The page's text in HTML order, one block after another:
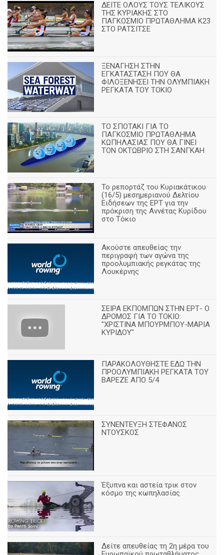
ΔΕΙΤΕ ΟΛΟΥΣ ΤΟΥΣ ΤΕΛΙΚΟΥΣ
ΤΗΣ ΚΥΡΙΑΚΗΣ ΣΤΟ
ΠΑΓΚΟΣΜΙΟ ΠΡΩΤΑΘΛΗΜΑ Κ23
ΣΤΟ ΡΑΤΣΙΤΣΕ
ΞΕΝΑΓΗΣΗ ΣΤΗΝ
ΕΓΚΑΤΑΣΤΑΣΗ ΠΟΥ ΘΑ
ΦΙΛΟΞΕΝΗΣΕΙ ΤΗΝ ΟΛΥΜΠΙΑΚΗ
ΡΕΓΚΑΤΑ ΤΟΥ ΤΟΚΙΟ
ΤΟ ΣΠΟΤΑΚΙ ΓΙΑ ΤΟ
ΠΑΓΚΟΣΜΙΟ ΠΡΩΤΑΘΛΗΜΑ
ΚΩΠΗΛΑΣΙΑΣ ΠΟΥ ΘΑ ΓΙΝΕΙ
ΤΟΝ ΟΚΤΩΒΡΙΟ ΣΤΗ ΣΑΝΓΚΑΗ
Το ρεπορτάζ του Κυριακάτικου
(16/5) μεσημεριανού Δελτίου
Ειδήσεων της ΕΡΤ για την
πρόκριση της Αννέτας Κυρίδου
στο Τόκιο
Ακούστε απευθείας την
περιγραφή των αγώνα της
προολυμπιακής ρεγκάτας της
Λουκέρνης
ΣΕΙΡΑ ΕΚΠΟΜΠΩΝ ΣΤΗΝ ΕΡΤ- Ο
ΔΡΟΜΟΣ ΓΙΑ ΤΟ ΤΟΚΙΟ:
"ΧΡΙΣΤΙΝΑ ΜΠΟΥΡΜΠΟΥ-ΜΑΡΙΑ
ΚΥΡΙΔΟΥ"
ΠΑΡΑΚΟΛΟΥΘΗΣΤΕ ΕΔΩ ΤΗΝ
ΠΡΟΟΛΥΜΠΙΑΚΗ ΡΕΓΚΑΤΑ ΤΟΥ
ΒΑΡΕΖΕ ΑΠΟ 5/4
ΣΥΝΕΝΤΕΥΞΗ ΣΤΕΦΑΝΟΣ
ΝΤΟΥΣΚΟΣ
Έξυπνα και αστεία τρικ στον
κόσμο της κωπηλασίας
Δείτε απευθείας τη 2η μέρα του